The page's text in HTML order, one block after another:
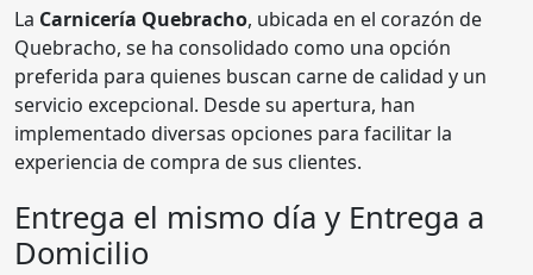
La Carnicería Quebracho, ubicada en el corazón de
Quebracho, se ha consolidado como una opción
preferida para quienes buscan carne de calidad y un
servicio excepcional. Desde su apertura, han
implementado diversas opciones para facilitar la
experiencia de compra de sus clientes.
Entrega el mismo día y Entrega a
Domicilio